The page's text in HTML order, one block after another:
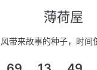
薄荷屋
风带来故事的种子，时间